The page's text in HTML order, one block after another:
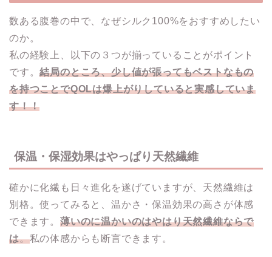
数ある腹巻の中で、なぜシルク100%をおすすめしたい
のか。
私の経験上、以下の３つが揃っていることがポイント
です。結局のところ、少し値が張ってもベストなもの
を持つことでQOLは爆上がりしていると実感していま
す！！
保温・保湿効果はやっぱり天然繊維
確かに化繊も日々進化を遂げていますが、天然繊維は
別格。使ってみると、温かさ・保温効果の高さが体感
できます。 薄いのに温かいのはやはり天然繊維ならで
は。私の体感からも断言できます。